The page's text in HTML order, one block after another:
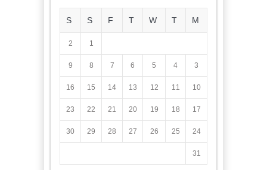
M
T
W
T
F
S
S
1
2
3
4
5
6
7
8
9
10
11
12
13
14
15
16
17
18
19
20
21
22
23
24
25
26
27
28
29
30
31